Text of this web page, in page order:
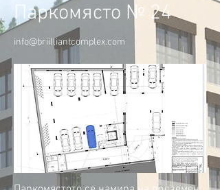
Паркомясто № 24
info@briilliantcomplex.com